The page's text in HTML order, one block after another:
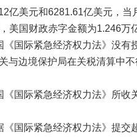
亿美元和6281.61亿美元，当
美国财政赤字金额为1.246万
国际紧急经济权力法》没有
与边境保护局在关税清算中
国际紧急经济权力法》所收
国际紧急经济权力法》提交